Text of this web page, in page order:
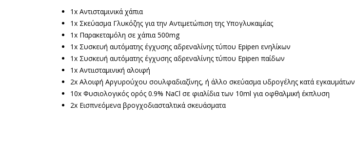
1x Αντισταμινικά χάπια
1x Σκεύασμα Γλυκόζης για την Αντιμετώπιση της Υπογλυκαιμίας
1x Παρακεταμόλη σε χάπια 500mg
1x Συσκευή αυτόματης έγχυσης αδρεναλίνης τύπου Epipen ενηλίκων
1x Συσκευή αυτόματης έγχυσης αδρεναλίνης τύπου Epipen παίδων
1x Αντιισταμινική αλοιφή
2x Αλοιφή Αργυρούχου σουλφαδιαζίνης, ή άλλο σκεύασμα υδρογέλης κατά εγκαυμάτων
10x Φυσιολογικός ορός 0.9% NaCl σε φιαλίδια των 10ml για οφθαλμική έκπλυση
2x Εισπνεόμενα βρογχοδιασταλτικά σκευάσματα